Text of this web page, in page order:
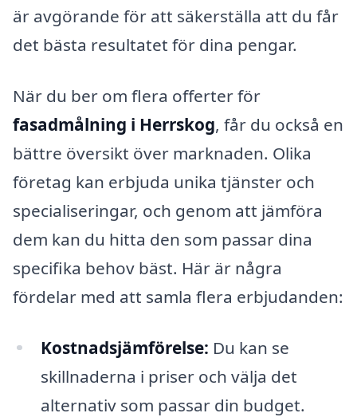
är avgörande för att säkerställa att du får
det bästa resultatet för dina pengar.
När du ber om flera offerter för
fasadmålning i Herrskog, får du också en
bättre översikt över marknaden. Olika
företag kan erbjuda unika tjänster och
specialiseringar, och genom att jämföra
dem kan du hitta den som passar dina
specifika behov bäst. Här är några
fördelar med att samla flera erbjudanden:
Kostnadsjämförelse: Du kan se
skillnaderna i priser och välja det
alternativ som passar din budget.